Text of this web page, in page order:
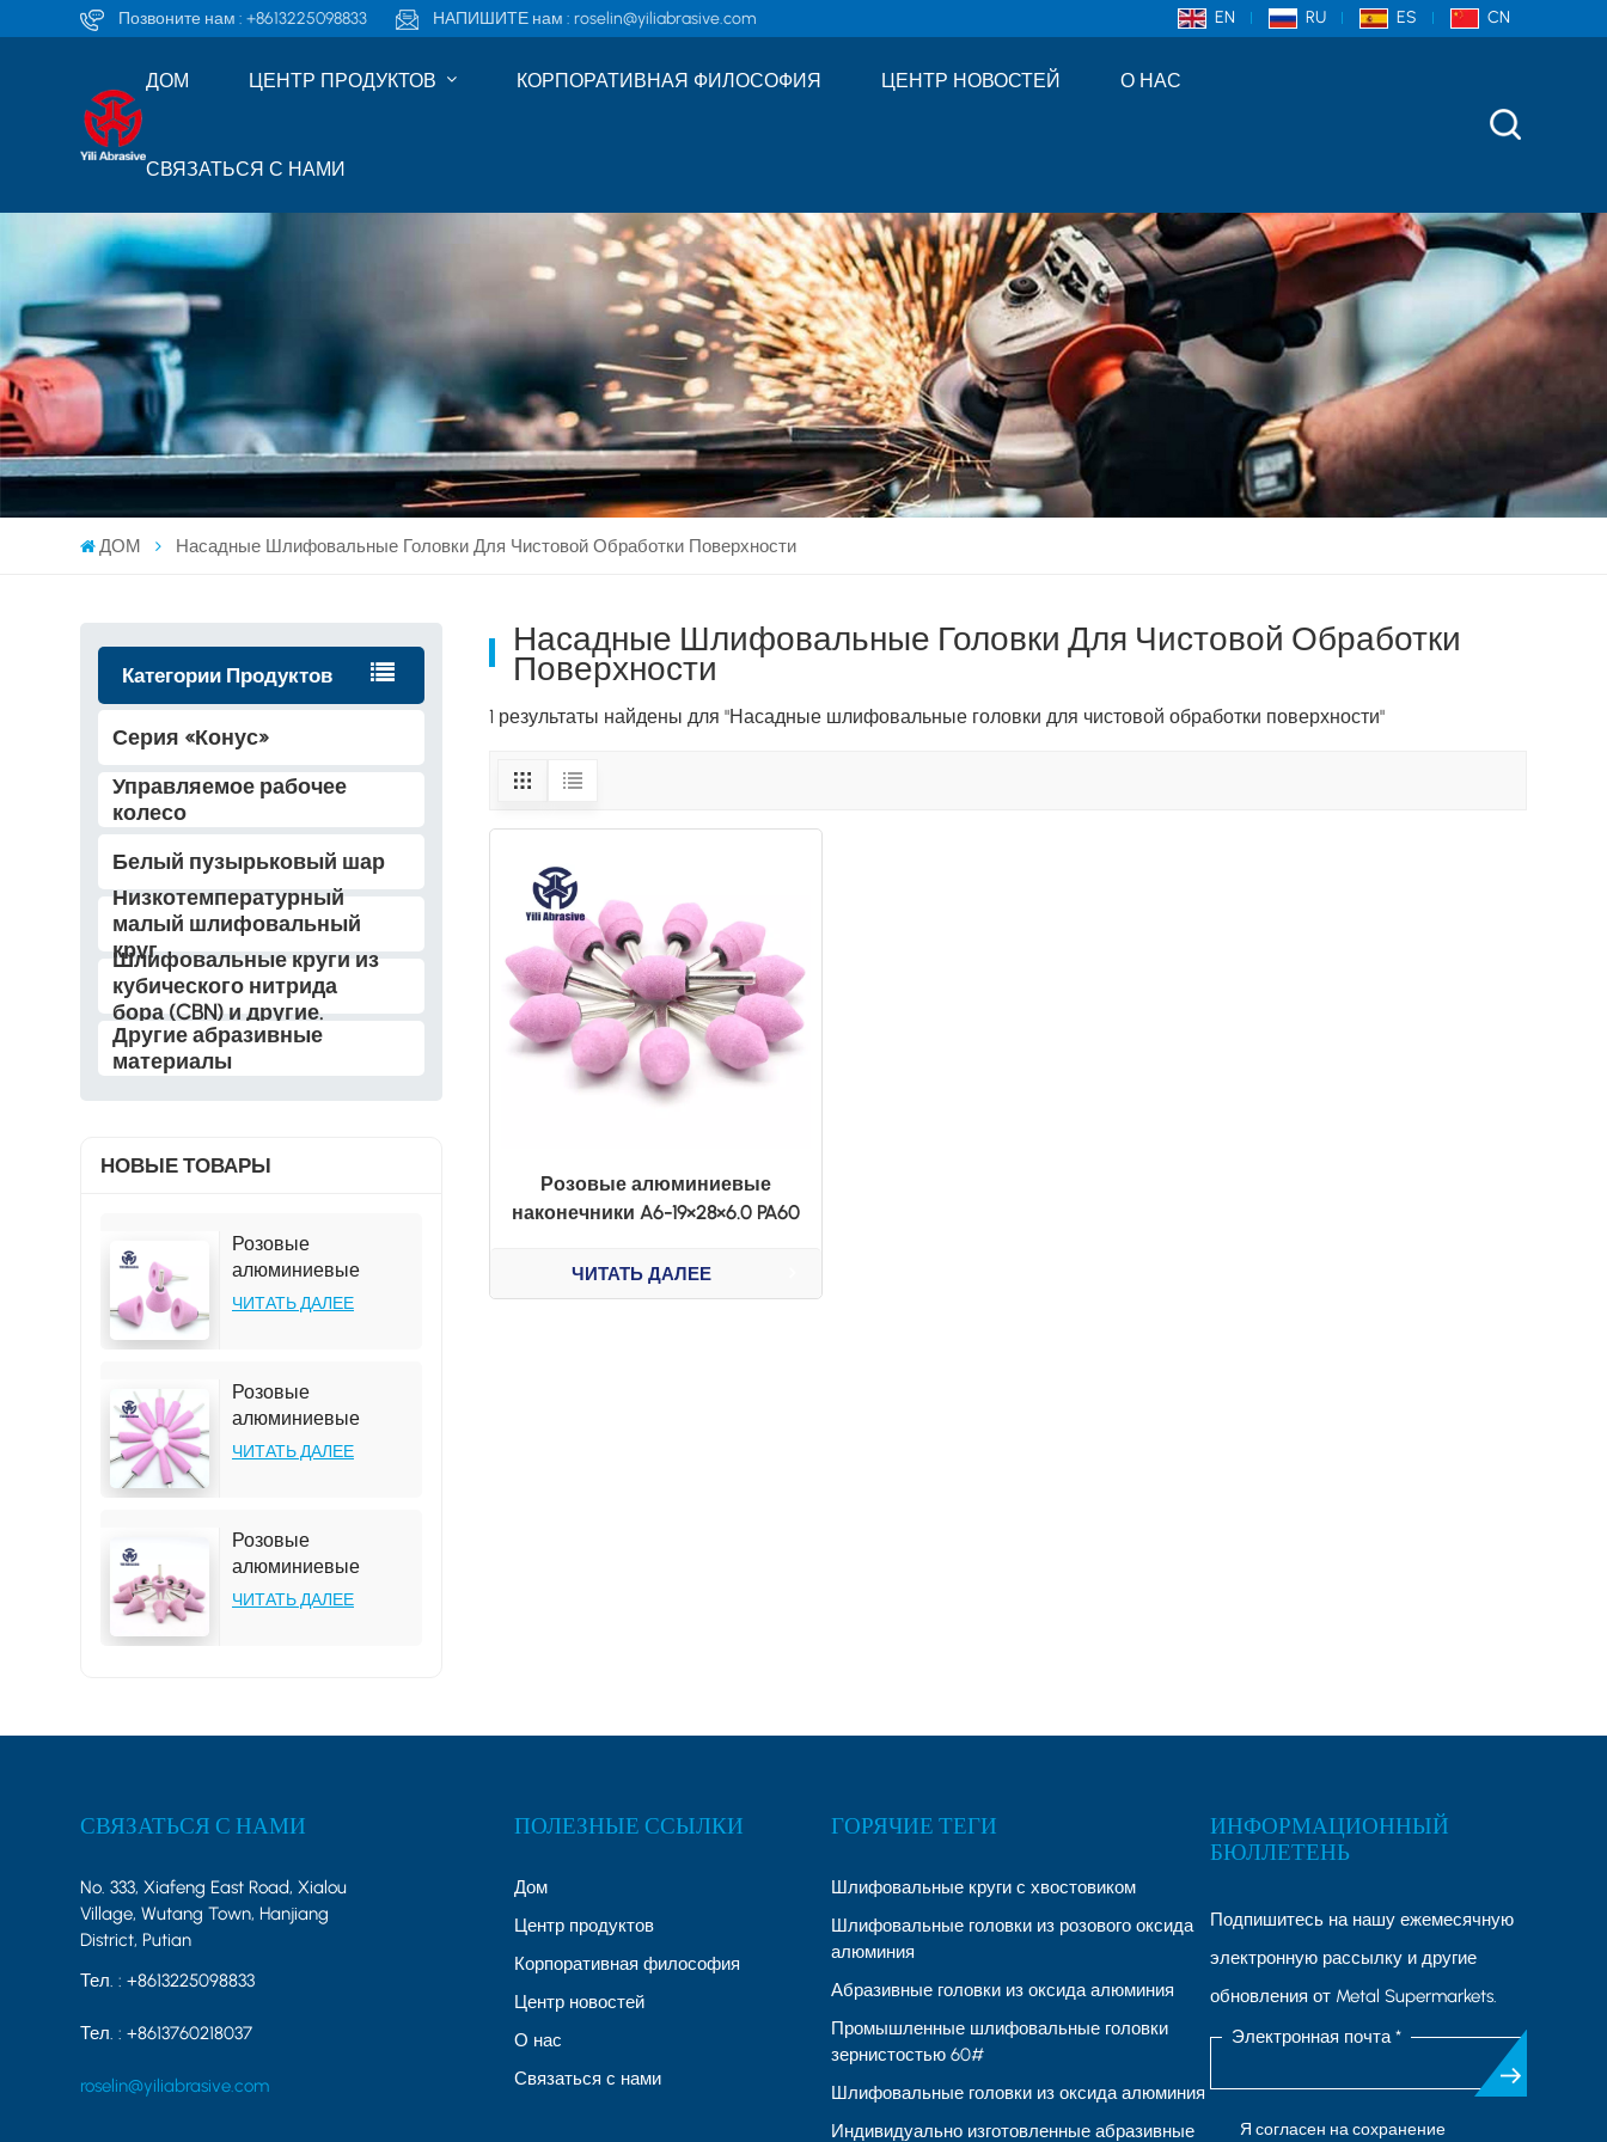
Позвоните нам :+8613225098833 НАПИШИТЕ нам : roselin@yiliabrasive.com EN RU ES CN
ДОМ ЦЕНТР ПРОДУКТОВ КОРПОРАТИВНАЯ ФИЛОСОФИЯ ЦЕНТР НОВОСТЕЙ О НАС
СВЯЗАТЬСЯ С НАМИ
ДОМ Насадные Шлифовальные Головки Для Чистовой Обработки Поверхности
Категории Продуктов
Серия «Конус»
Управляемое рабочее
колесо
Белый пузырьковый шар
Низкотемпературный
малый шлифовальный
круг
Шлифовальные круги из
кубического нитрида
бора (CBN) и другие.
Другие абразивные
материалы
НОВЫЕ ТОВАРЫ
Розовые
алюминиевые
наконечники A31-35,
ЧИТАТЬ ДАЛЕЕ
Розовые
алюминиевые
наконечники A1-
ЧИТАТЬ ДАЛЕЕ
Розовые
алюминиевые
наконечники A2-
ЧИТАТЬ ДАЛЕЕ
Насадные Шлифовальные Головки Для Чистовой Обработки
Поверхности
1 результаты найдены для "Насадные шлифовальные головки для чистовой обработки поверхности"
Розовые алюминиевые
наконечники A6-19×28×6.0 PA60
ЧИТАТЬ ДАЛЕЕ
СВЯЗАТЬСЯ С НАМИ
No. 333, Xiafeng East Road, Xialou
Village, Wutang Town, Hanjiang
District, Putian
Тел. :+8613225098833
Тел. :+8613760218037
roselin@yiliabrasive.com
ПОЛЕЗНЫЕ ССЫЛКИ
Дом
Центр продуктов
Корпоративная философия
Центр новостей
О нас
Связаться с нами
ГОРЯЧИЕ ТЕГИ
Шлифовальные круги с хвостовиком
Шлифовальные головки из розового оксида
алюминия
Абразивные головки из оксида алюминия
Промышленные шлифовальные головки
зернистостью 60#
Шлифовальные головки из оксида алюминия
Индивидуально изготовленные абразивные
ИНФОРМАЦИОННЫЙ
БЮЛЛЕТЕНЬ
Подпишитесь на нашу ежемесячную
электронную рассылку и другие
обновления от Metal Supermarkets.
Электронная почта *
Я согласен на сохранение